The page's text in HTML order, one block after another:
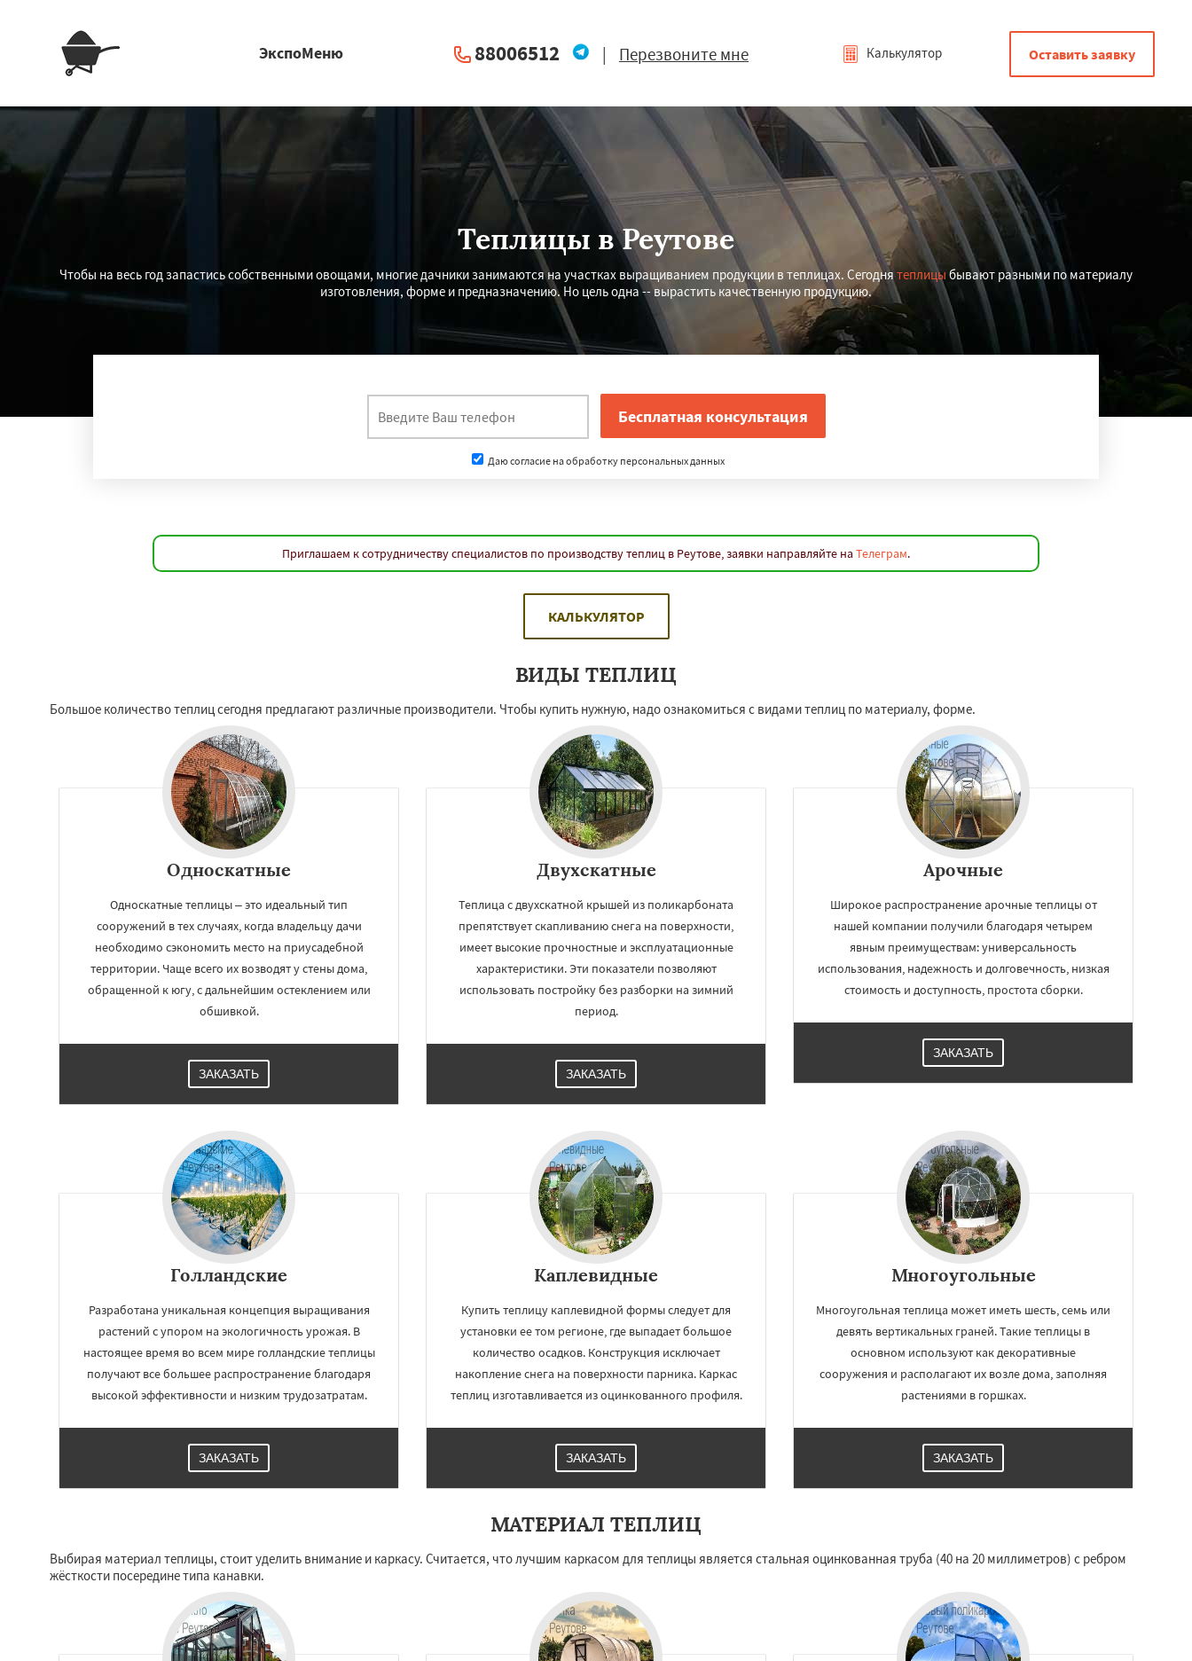
×
Серпухов
Ступино Талдом
Чехов Шатура Щелково Электрогорск
ЭкспоМеню 88006512 | Перезвоните мне Калькулятор Оставить заявку
Теплицы в Реутове
Чтобы на весь год запастись собственными овощами, многие дачники занимаются на участках выращиванием продукции в теплицах. Сегоднятеплицы бывают разными по материалу
изготовления, форме и предназначению. Но цель одна -- вырастить качественную продукцию.
Даю согласие на обработку персональных данных
Приглашаем к сотрудничеству специалистов по производству теплиц в Реутове, заявки направляйте на Телеграм.
КАЛЬКУЛЯТОР
ВИДЫ ТЕПЛИЦ
Большое количество теплиц сегодня предлагают различные производители. Чтобы купить нужную, надо ознакомиться с видами теплиц по материалу, форме.
Односкатные
Односкатные теплицы – это идеальный тип
сооружений в тех случаях, когда владельцу дачи
необходимо сэкономить место на приусадебной
территории. Чаще всего их возводят у стены дома,
обращенной к югу, с дальнейшим остеклением или
обшивкой.
ЗАКАЗАТЬ
Двухскатные
Теплица с двухскатной крышей из поликарбоната
препятствует скапливанию снега на поверхности,
имеет высокие прочностные и эксплуатационные
характеристики. Эти показатели позволяют
использовать постройку без разборки на зимний
период.
ЗАКАЗАТЬ
Арочные
Широкое распространение арочные теплицы от
нашей компании получили благодаря четырем
явным преимуществам: универсальность
использования, надежность и долговечность, низкая
стоимость и доступность, простота сборки.
ЗАКАЗАТЬ
Голландские
Разработана уникальная концепция выращивания
растений с упором на экологичность урожая. В
настоящее время во всем мире голландские теплицы
получают все большее распространение благодаря
высокой эффективности и низким трудозатратам.
ЗАКАЗАТЬ
Каплевидные
Купить теплицу каплевидной формы следует для
установки ее том регионе, где выпадает большое
количество осадков. Конструкция исключает
накопление снега на поверхности парника. Каркас
теплиц изготавливается из оцинкованного профиля.
ЗАКАЗАТЬ
Многоугольные
Многоугольная теплица может иметь шесть, семь или
девять вертикальных граней. Такие теплицы в
основном используют как декоративные
сооружения и располагают их возле дома, заполняя
растениями в горшках.
ЗАКАЗАТЬ
МАТЕРИАЛ ТЕПЛИЦ
Выбирая материал теплицы, стоит уделить внимание и каркасу. Считается, что лучшим каркасом для теплицы является стальная оцинкованная труба (40 на 20 миллиметров) с ребром
жёсткости посередине типа канавки.
УЗНАТЬ ПОДРОБНЕЕ ×
Даю согласие на обработку персональных данных